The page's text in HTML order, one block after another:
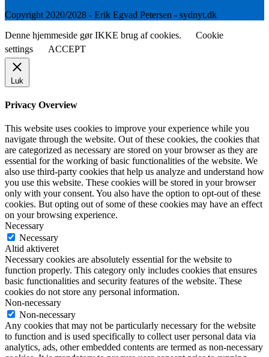
Copyright 2020/2028 - Erik Egvad Petersen - sydnyt.dk
Denne hjemmeside gør IKKE brug af cookies.
Cookie
settings
ACCEPT
Luk
Privacy Overview
This website uses cookies to improve your experience while you
navigate through the website. Out of these cookies, the cookies that
are categorized as necessary are stored on your browser as they are
essential for the working of basic functionalities of the website. We
also use third-party cookies that help us analyze and understand how
you use this website. These cookies will be stored in your browser
only with your consent. You also have the option to opt-out of these
cookies. But opting out of some of these cookies may have an effect
on your browsing experience.
Necessary
Necessary
Altid aktiveret
Necessary cookies are absolutely essential for the website to
function properly. This category only includes cookies that ensures
basic functionalities and security features of the website. These
cookies do not store any personal information.
Non-necessary
Non-necessary
Any cookies that may not be particularly necessary for the website
to function and is used specifically to collect user personal data via
analytics, ads, other embedded contents are termed as non-necessary